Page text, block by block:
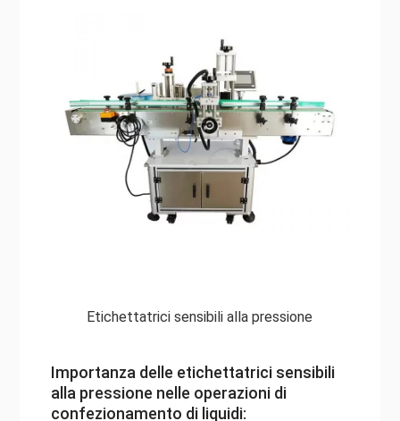
Etichettatrici sensibili alla pressione
Importanza delle etichettatrici sensibili
alla pressione nelle operazioni di
confezionamento di liquidi: